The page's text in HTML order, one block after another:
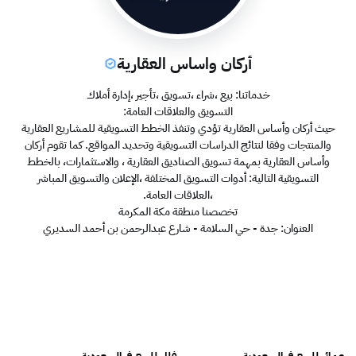
أركان واساس العقارية
خدماتنا: بيع ،شراء ،تسويق ،تأجير ،إدارة أملاك
التسويق والعلاقات العامة:
حيث أركان وأساس العقارية تؤدي وتنفذ الخطط التسويقية للمشاريع العقارية
والمنتجات وفقا لنتائج الدراسات التسويقية وتحديد المواقع. كما تقوم أركان
وأساس العقارية بمهمة تسويق الصناديق العقارية ، والاستثمارات، بالخطط
التسويقية التالية: أدوات التسويق المختلفة ،الإعلان والتسويق المباشر
،العلاقات العامة.
تخصصنا منطقة مكة المكرمة
العنوان: جدة - حي السلامة - شارع عبدالرحمن بن أحمد السديري